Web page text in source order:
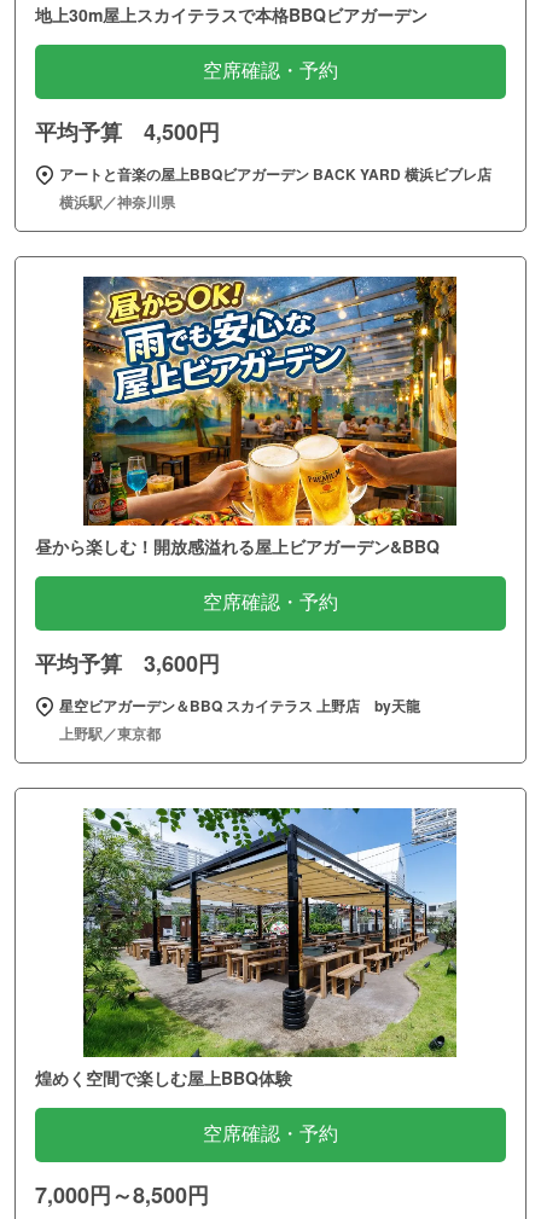
地上30m屋上スカイテラスで本格BBQビアガーデン
空席確認・予約
平均予算 4,500円
アートと音楽の屋上BBQビアガーデン BACK YARD 横浜ビブレ店
横浜駅／神奈川県
昼から楽しむ！開放感溢れる屋上ビアガーデン&BBQ
空席確認・予約
平均予算 3,600円
星空ビアガーデン＆BBQ スカイテラス 上野店 by天龍
上野駅／東京都
煌めく空間で楽しむ屋上BBQ体験
空席確認・予約
7,000円～8,500円